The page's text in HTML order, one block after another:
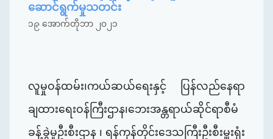
ဆောင်ရွက်မှုသတင်း
၁၉ အောက်တိုဘာ ၂၀၂၁
လူမှုဝန်ထမ်း၊ကယ်ဆယ်ရေးနှင့် ပြန်လည်နေရာ
ချထားရေးဝန်ကြီးဌာန၊ဘေးအန္တရာယ်ဆိုင်ရာစီမံ
ခန့်ခွဲမှုဦးစီးဌာန ၊ ရန်ကုန်တိုင်းဒေသကြီးဦးစီးမှူးရုံး